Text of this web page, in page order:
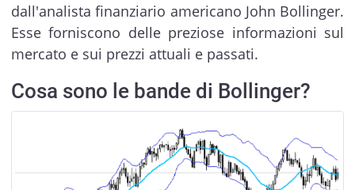
dall'analista finanziario americano John Bollinger.
Esse forniscono delle preziose informazioni sul
mercato e sui prezzi attuali e passati.
Cosa sono le bande di Bollinger?